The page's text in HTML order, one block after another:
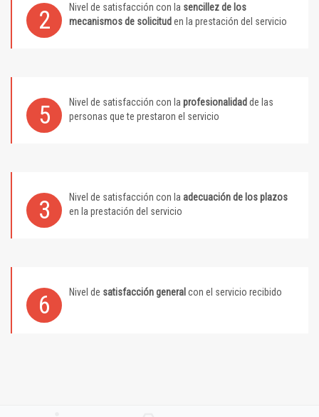
2 Nivel de satisfacción con la sencillez de los
mecanismos de solicitud en la prestación del servicio
5 Nivel de satisfacción con la profesionalidad de las
personas que te prestaron el servicio
3 Nivel de satisfacción con la adecuación de los plazos
en la prestación del servicio
6 Nivel de satisfacción general con el servicio recibido